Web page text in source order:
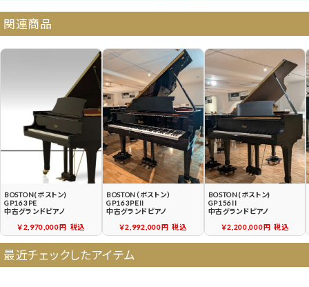
よくある質問 送料について
契約後の流れ 保証サービス
中古ピアノ買戻しサービ
ス
中古ピアノの状態につい
て
関連商品
BOSTON(ボストン)
GP163PE
中古グランドピアノ
￥2,970,000円 税込
BOSTON（ボストン）
GP163PEII
中古グランドピアノ
￥2,992,000円 税込
BOSTON(ボストン)
GP156II
中古グランドピアノ
￥2,200,000円 税込
最近チェックしたアイテム